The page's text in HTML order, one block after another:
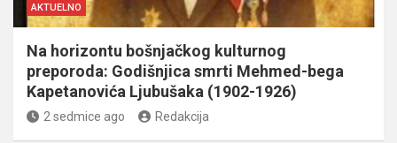
AKTUELNO
Na horizontu bošnjačkog kulturnog
preporoda: Godišnjica smrti Mehmed-bega
Kapetanovića Ljubušaka (1902-1926)
2 sedmice ago Redakcija